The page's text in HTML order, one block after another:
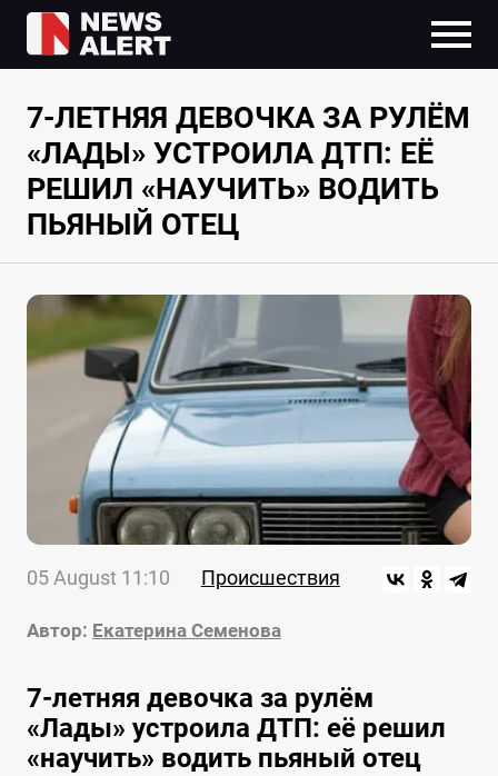
7-ЛЕТНЯЯ ДЕВОЧКА ЗА РУЛЁМ
«ЛАДЫ» УСТРОИЛА ДТП: ЕЁ
РЕШИЛ «НАУЧИТЬ» ВОДИТЬ
ПЬЯНЫЙ ОТЕЦ
05 August 11:10 Происшествия
Автор: Екатерина Семенова
7-летняя девочка за рулём
«Лады» устроила ДТП: её решил
«научить» водить пьяный отец